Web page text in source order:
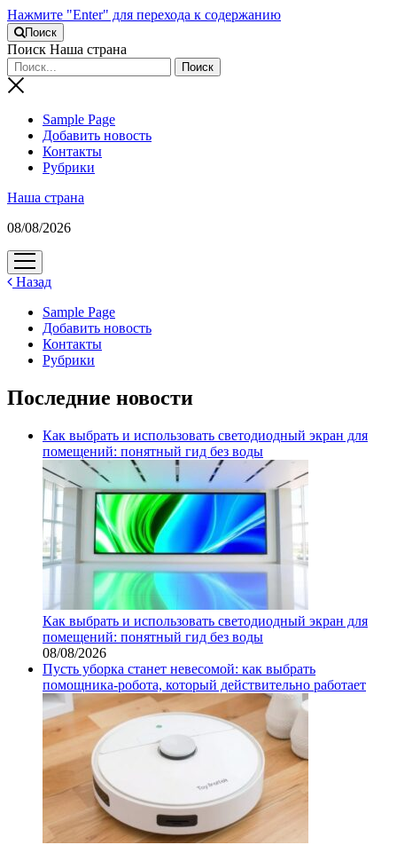
Нажмите "Enter" для перехода к содержанию
Поиск
Поиск Наша страна
Sample Page
Добавить новость
Контакты
Рубрики
Наша страна
08/08/2026
открыть
меню
Назад
Sample Page
Добавить новость
Контакты
Рубрики
Последние новости
Как выбрать и использовать светодиодный экран для
помещений: понятный гид без воды
Как выбрать и использовать светодиодный экран для
помещений: понятный гид без воды
08/08/2026
Пусть уборка станет невесомой: как выбрать
помощника‑робота, который действительно работает